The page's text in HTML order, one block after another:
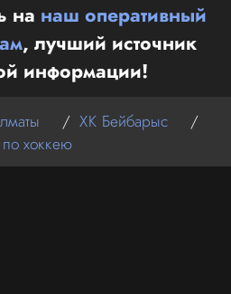
на наш оперативный
, лучший источник
информации!
/ ХК Бейбарыс
/
по хоккею